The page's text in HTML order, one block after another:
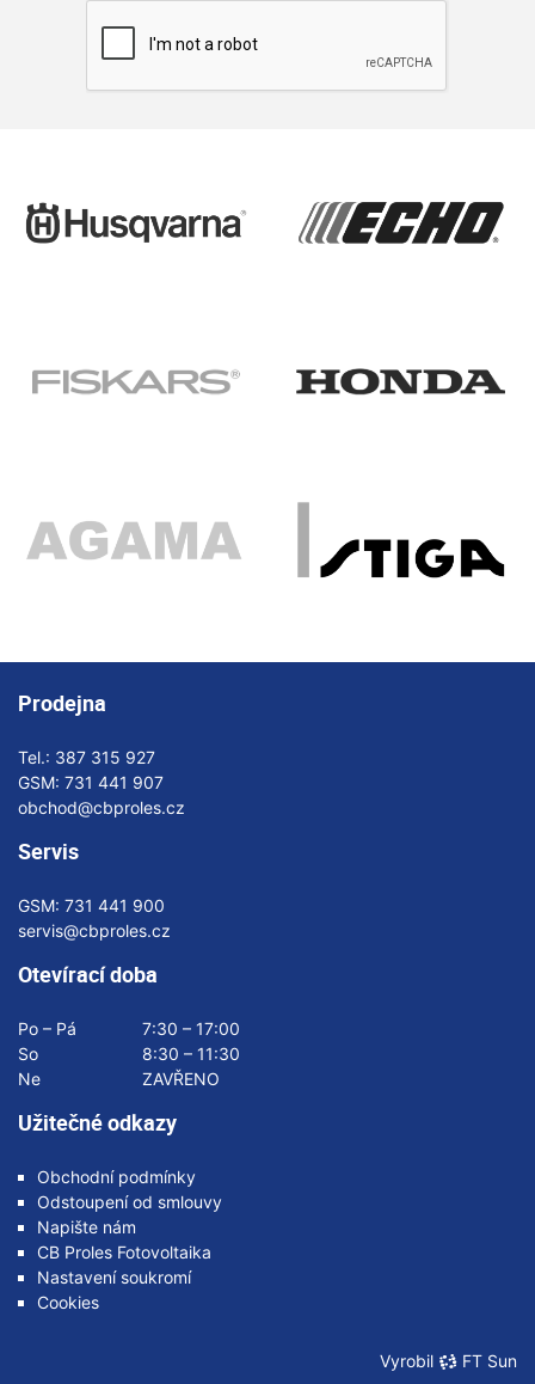
Prodejna
Tel.: 387 315 927
GSM: 731 441 907
obchod@cbproles.cz
Servis
GSM: 731 441 900
servis@cbproles.cz
Otevírací doba
Po – Pá
7:30 – 17:00
So
8:30 – 11:30
Ne
ZAVŘENO
Užitečné odkazy
Obchodní podmínky
Odstoupení od smlouvy
Napište nám
CB Proles Fotovoltaika
Nastavení soukromí
Cookies
Vyrobil FT Sun